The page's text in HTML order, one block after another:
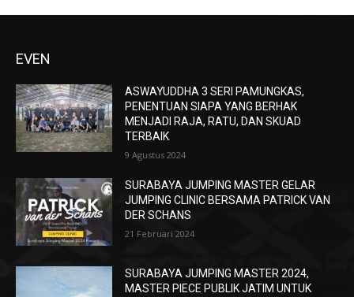
EVEN
ASWAYUDDHA 3 SERI PAMUNGKAS,
PENENTUAN SIAPA YANG BERHAK
MENJADI RAJA, RATU, DAN SKUAD
TERBAIK
9 Agustus 2024
SURABAYA JUMPING MASTER GELAR
JUMPING CLINIC BERSAMA PATRICK VAN
DER SCHANS
21 Februari 2024
SURABAYA JUMPING MASTER 2024,
MASTER PIECE PUBLIK JATIM UNTUK